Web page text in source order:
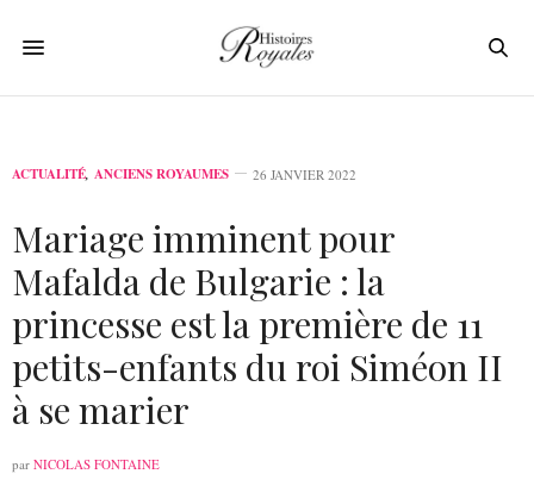
ACTUALITÉ, ANCIENS ROYAUMES 26 JANVIER 2022
Mariage imminent pour
Mafalda de Bulgarie : la
princesse est la première de 11
petits-enfants du roi Siméon II
à se marier
par NICOLAS FONTAINE